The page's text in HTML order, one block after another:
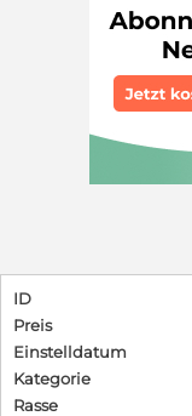
ID
Preis
Einstelldatum
Kategorie
Rasse